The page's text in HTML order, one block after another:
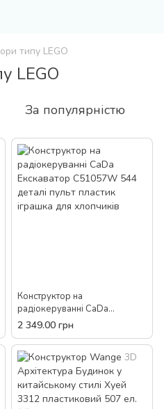
типу LEGO
LEGO
За популярністю
Конструктор на
радіокеруванні CaDa
Екскаватор C51057W 544
деталі пульт пластик іграшка
для хлопчиків
2 349.00 грн